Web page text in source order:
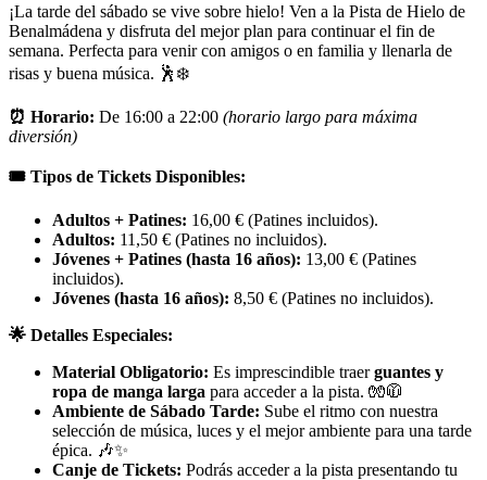
¡La tarde del sábado se vive sobre hielo! Ven a la Pista de Hielo de
Benalmádena y disfruta del mejor plan para continuar el fin de
semana. Perfecta para venir con amigos o en familia y llenarla de
risas y buena música. 🕺❄️
⏰ Horario: De 16:00 a 22:00 (horario largo para máxima
diversión)
🎟️ Tipos de Tickets Disponibles:
Adultos + Patines: 16,00 € (Patines incluidos).
Adultos: 11,50 € (Patines no incluidos).
Jóvenes + Patines (hasta 16 años): 13,00 € (Patines
incluidos).
Jóvenes (hasta 16 años): 8,50 € (Patines no incluidos).
🌟 Detalles Especiales:
Material Obligatorio: Es imprescindible traerguantes y
ropa de manga larga para acceder a la pista. 🧤🧥
Ambiente de Sábado Tarde: Sube el ritmo con nuestra
selección de música, luces y el mejor ambiente para una tarde
épica. 🎶✨
Canje de Tickets: Podrás acceder a la pista presentando tu